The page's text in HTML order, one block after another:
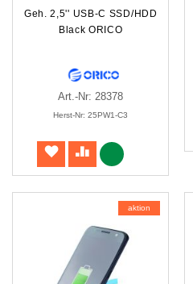
Geh. 2,5'' USB-C SSD/HDD
Black ORICO
Art.-Nr: 28378
Herst-Nr: 25PW1-C3
aktion